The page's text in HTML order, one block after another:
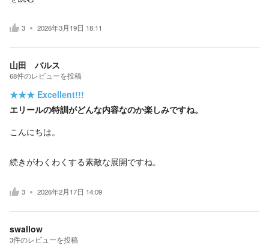
3 2026年3月19日 18:11
山田 バルス
68件のレビューを投稿
★★★ Excellent!!!
エリールの特訓がどんな内容なのか楽しみですね。
こんにちは。
続きがわくわくする素敵な展開ですね。
3 2026年2月17日 14:09
swallow
3件のレビューを投稿